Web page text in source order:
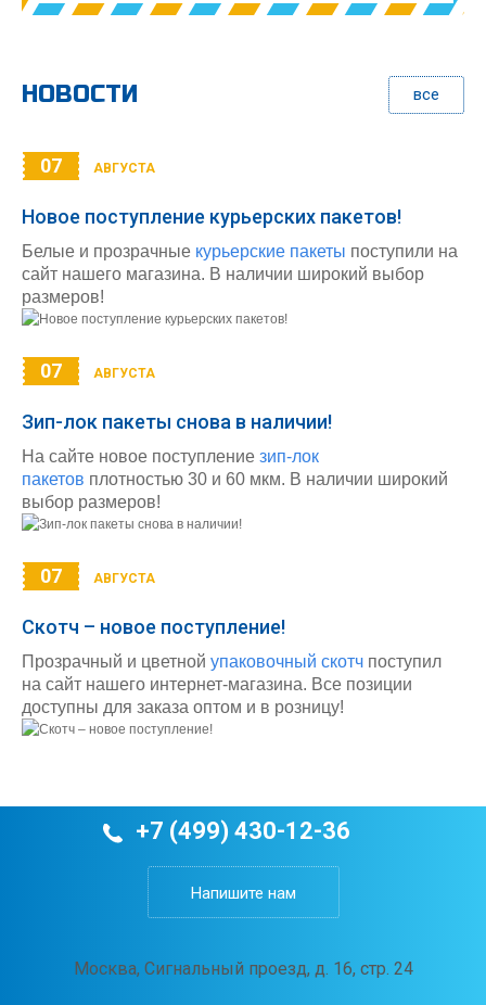
НОВОСТИ все
07 АВГУСТА
Новое поступление курьерских пакетов!
Белые и прозрачные курьерские пакеты поступили на
сайт нашего магазина. В наличии широкий выбор
размеров!
07 АВГУСТА
Зип-лок пакеты снова в наличии!
На сайте новое поступление зип-лок
пакетов плотностью 30 и 60 мкм. В наличии широкий
выбор размеров!
07 АВГУСТА
Скотч – новое поступление!
Прозрачный и цветной упаковочный скотч поступил
на сайт нашего интернет-магазина. Все позиции
доступны для заказа оптом и в розницу!
+7 (499) 430-12-36
Напишите нам
Москва, Сигнальный проезд, д. 16, стр. 24